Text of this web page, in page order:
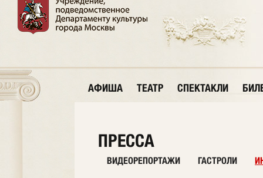
АФИША ТЕАТР СПЕКТАКЛИ
ПРЕССА
ВИДЕОРЕПОРТАЖИ ГАСТРОЛИ